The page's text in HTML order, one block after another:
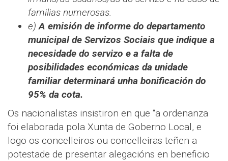
familias numerosas.
e)A emisión de informe do departamento
municipal de Servizos Sociais que indique a
necesidade do servizo e a falta de
posibilidades económicas da unidade
familiar determinará unha bonificación do
95% da cota.
Os nacionalistas insistiron en que “a ordenanza
foi elaborada pola Xunta de Goberno Local, e
logo os concelleiros ou concelleiras teñen a
potestade de presentar alegacións en beneficio